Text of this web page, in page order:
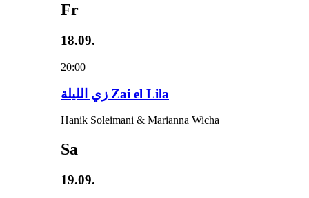
Fr
18.09.
20:00
زي‌ اللیلة Zai el Lila
Hanik Soleimani & Marianna Wicha
Sa
19.09.